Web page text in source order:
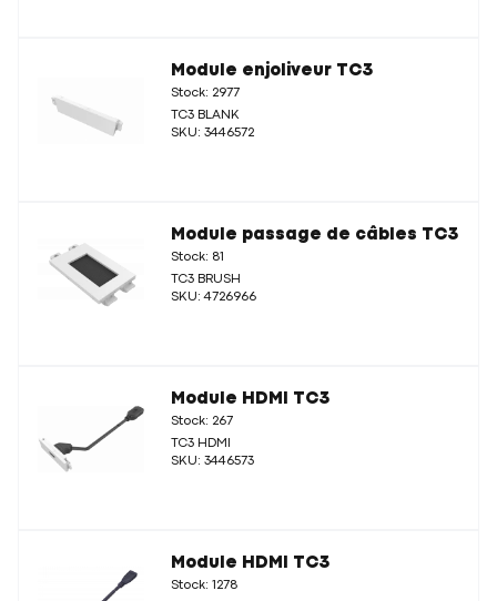
Module enjoliveur TC3
Stock: 2977
TC3 BLANK
SKU: 3446572
Module passage de câbles TC3
Stock: 81
TC3 BRUSH
SKU: 4726966
Module HDMI TC3
Stock: 267
TC3 HDMI
SKU: 3446573
Module HDMI TC3
Stock: 1278